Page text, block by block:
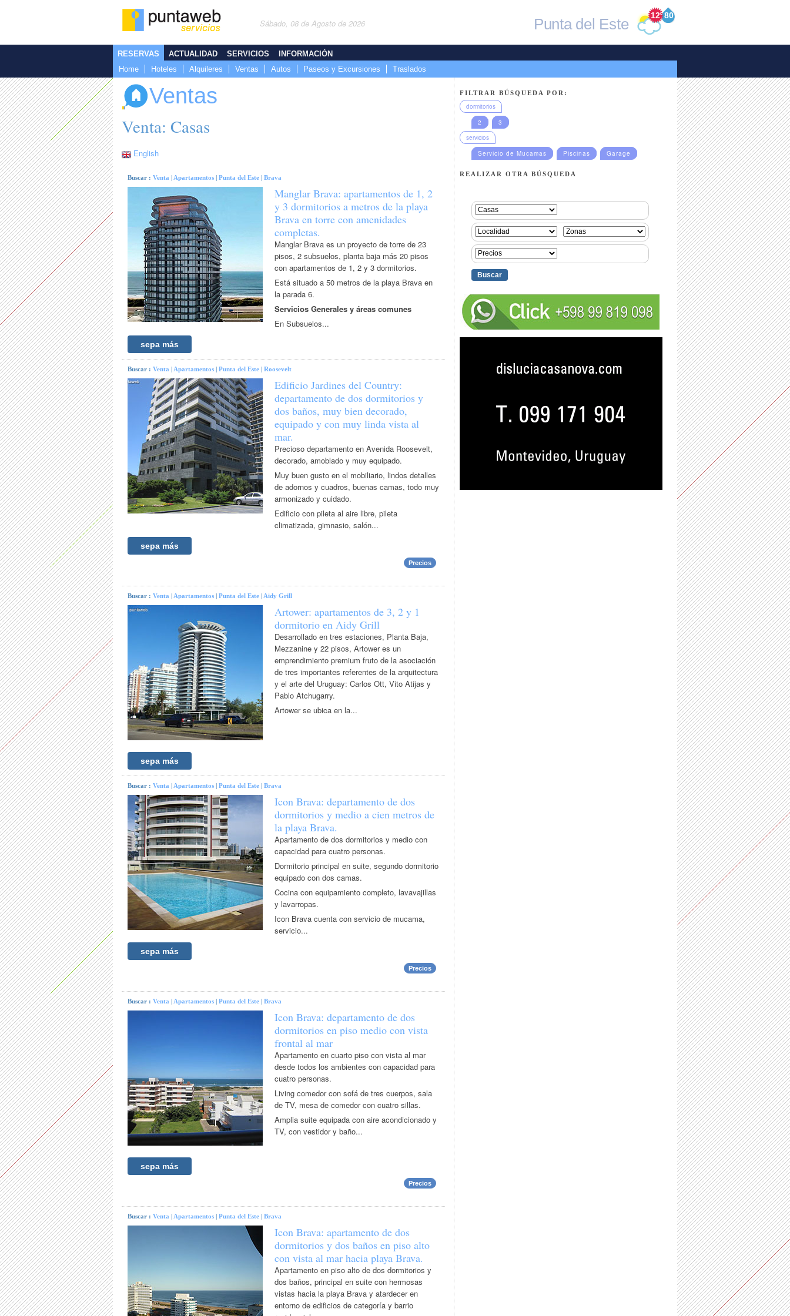
Sábado, 08 de Agosto de 2026
80
12°
Punta del Este
RESERVAS
Home
Hoteles Alquileres Ventas Autos Paseos y Excursiones Traslados
ACTUALIDAD SERVICIOS INFORMACIÓN
Ventas
Venta: Casas
English
Buscar : Venta Apartamentos Punta del Este Brava
Manglar Brava: apartamentos de 1, 2
y 3 dormitorios a metros de la playa
Brava en torre con amenidades
completas.
Manglar Brava es un proyecto de torre de 23
pisos, 2 subsuelos, planta baja más 20 pisos
con apartamentos de 1, 2 y 3 dormitorios.
Está situado a 50 metros de la playa Brava en
la parada 6.
Servicios Generales y áreas comunes
En Subsuelos...
sepa más
Buscar : Venta Apartamentos Punta del Este Roosevelt
Edificio Jardines del Country:
departamento de dos dormitorios y
dos baños, muy bien decorado,
equipado y con muy linda vista al
mar.
Precioso departamento en Avenida Roosevelt,
decorado, amoblado y muy equipado.
Muy buen gusto en el mobiliario, lindos detalles
de adornos y cuadros, buenas camas, todo muy
armonizado y cuidado.
Edificio con pileta al aire libre, pileta
climatizada, gimnasio, salón...
sepa más
Precios
Buscar : Venta Apartamentos Punta del Este Aidy Grill
Artower: apartamentos de 3, 2 y 1
dormitorio en Aidy Grill
Desarrollado en tres estaciones, Planta Baja,
Mezzanine y 22 pisos, Artower es un
emprendimiento premium fruto de la asociación
de tres importantes referentes de la arquitectura
y el arte del Uruguay: Carlos Ott, Vito Atijas y
Pablo Atchugarry.
Artower se ubica en la...
sepa más
Buscar : Venta Apartamentos Punta del Este Brava
Icon Brava: departamento de dos
dormitorios y medio a cien metros de
la playa Brava.
Apartamento de dos dormitorios y medio con
capacidad para cuatro personas.
Dormitorio principal en suite, segundo dormitorio
equipado con dos camas.
Cocina con equipamiento completo, lavavajillas
y lavarropas.
Icon Brava cuenta con servicio de mucama,
servicio...
sepa más
Precios
Buscar : Venta Apartamentos Punta del Este Brava
Icon Brava: departamento de dos
dormitorios en piso medio con vista
frontal al mar
Apartamento en cuarto piso con vista al mar
desde todos los ambientes con capacidad para
cuatro personas.
Living comedor con sofá de tres cuerpos, sala
de TV, mesa de comedor con cuatro sillas.
Amplia suite equipada con aire acondicionado y
TV, con vestidor y baño...
sepa más
Precios
Buscar : Venta Apartamentos Punta del Este Brava
Icon Brava: apartamento de dos
dormitorios y dos baños en piso alto
con vista al mar hacia playa Brava.
Apartamento en piso alto de dos dormitorios y
dos baños, principal en suite con hermosas
vistas hacia la playa Brava y atardecer en
entorno de edificios de categoría y barrio
FILTRAR BÚSQUEDA POR:
dormitorios
2
3
servicios
Servicio de Mucamas
Piscinas Garage
REALIZAR OTRA BÚSQUEDA